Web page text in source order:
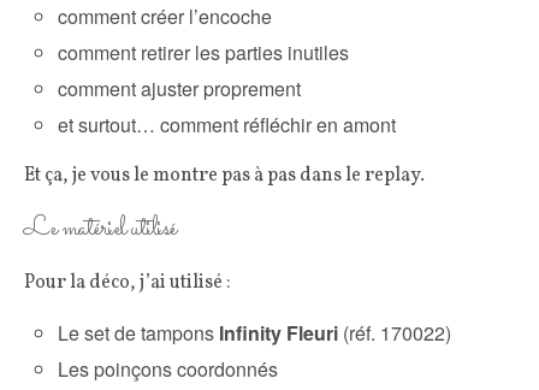
comment créer l’encoche
comment retirer les parties inutiles
comment ajuster proprement
et surtout… comment réfléchir en amont
Et ça, je vous le montre pas à pas dans le replay.
Le matériel utilisé
Pour la déco, j’ai utilisé :
Le set de tampons Infinity Fleuri (réf. 170022)
Les poinçons coordonnés